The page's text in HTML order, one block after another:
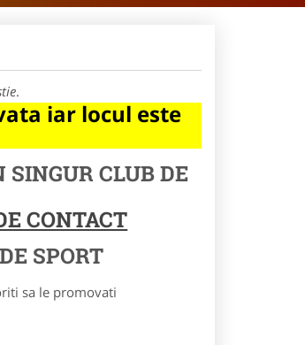
.
iar locul este
CLUB DE
CONTACT
SPORT
sa le promovati